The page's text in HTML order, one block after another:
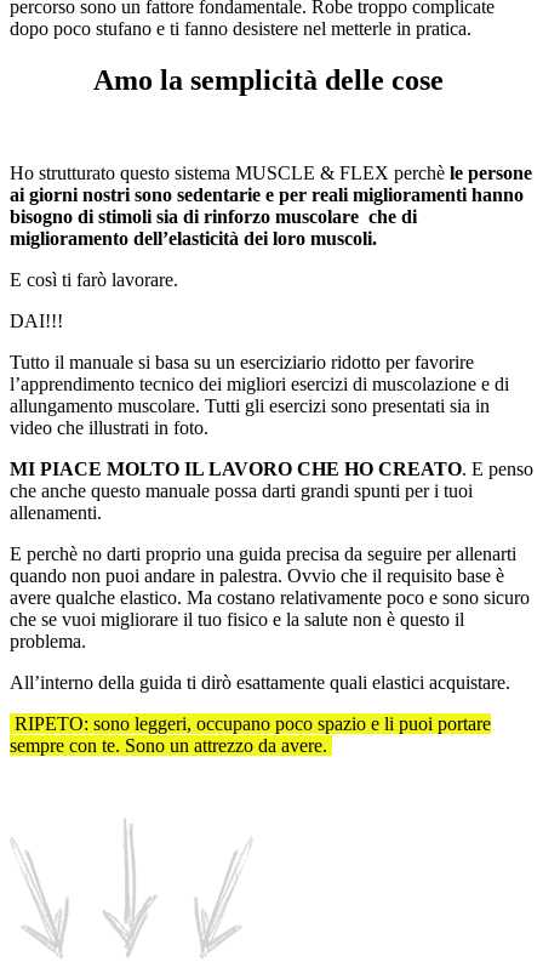
percorso sono un fattore fondamentale. Robe troppo complicate
dopo poco stufano e ti fanno desistere nel metterle in pratica.
Amo la semplicità delle cose
Ho strutturato questo sistema MUSCLE & FLEX perchè le persone
ai giorni nostri sono sedentarie e per reali miglioramenti hanno
bisogno di stimoli sia di rinforzo muscolare che di
miglioramento dell’elasticità dei loro muscoli.
E così ti farò lavorare.
DAI!!!
Tutto il manuale si basa su un eserciziario ridotto per favorire
l’apprendimento tecnico dei migliori esercizi di muscolazione e di
allungamento muscolare. Tutti gli esercizi sono presentati sia in
video che illustrati in foto.
MI PIACE MOLTO IL LAVORO CHE HO CREATO. E penso
che anche questo manuale possa darti grandi spunti per i tuoi
allenamenti.
E perchè no darti proprio una guida precisa da seguire per allenarti
quando non puoi andare in palestra. Ovvio che il requisito base è
avere qualche elastico. Ma costano relativamente poco e sono sicuro
che se vuoi migliorare il tuo fisico e la salute non è questo il
problema.
All’interno della guida ti dirò esattamente quali elastici acquistare.
RIPETO: sono leggeri, occupano poco spazio e li puoi portare
sempre con te. Sono un attrezzo da avere.